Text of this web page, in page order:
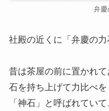
弁慶
社殿の近くに「弁慶の力
昔は茶屋の前に置かれ
石を持ち上げて力比べ
「神石」と呼ばれてい